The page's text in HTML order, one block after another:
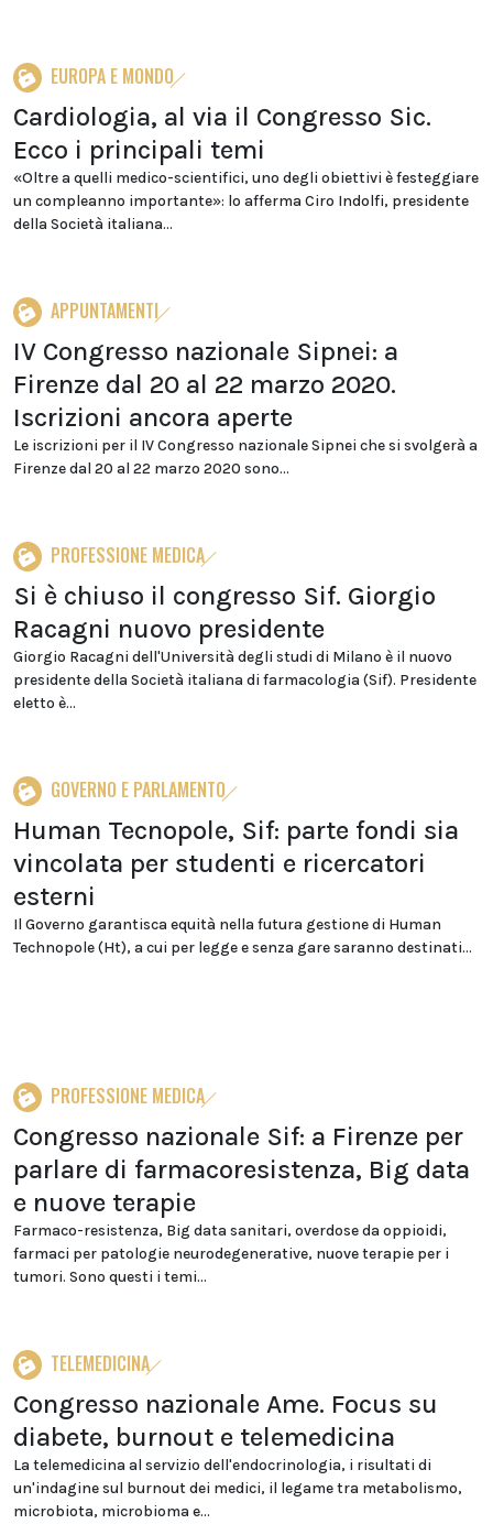
EUROPA E MONDO
Cardiologia, al via il Congresso Sic.
Ecco i principali temi
«Oltre a quelli medico-scientifici, uno degli obiettivi è festeggiare
un compleanno importante»: lo afferma Ciro Indolfi, presidente
della Società italiana...
APPUNTAMENTI
IV Congresso nazionale Sipnei: a
Firenze dal 20 al 22 marzo 2020.
Iscrizioni ancora aperte
Le iscrizioni per il IV Congresso nazionale Sipnei che si svolgerà a
Firenze dal 20 al 22 marzo 2020 sono...
PROFESSIONE MEDICA
Si è chiuso il congresso Sif. Giorgio
Racagni nuovo presidente
Giorgio Racagni dell'Università degli studi di Milano è il nuovo
presidente della Società italiana di farmacologia (Sif). Presidente
eletto è...
GOVERNO E PARLAMENTO
Human Tecnopole, Sif: parte fondi sia
vincolata per studenti e ricercatori
esterni
Il Governo garantisca equità nella futura gestione di Human
Technopole (Ht), a cui per legge e senza gare saranno destinati...
PROFESSIONE MEDICA
Congresso nazionale Sif: a Firenze per
parlare di farmacoresistenza, Big data
e nuove terapie
Farmaco-resistenza, Big data sanitari, overdose da oppioidi,
farmaci per patologie neurodegenerative, nuove terapie per i
tumori. Sono questi i temi...
TELEMEDICINA
Congresso nazionale Ame. Focus su
diabete, burnout e telemedicina
La telemedicina al servizio dell'endocrinologia, i risultati di
un'indagine sul burnout dei medici, il legame tra metabolismo,
microbiota, microbioma e...